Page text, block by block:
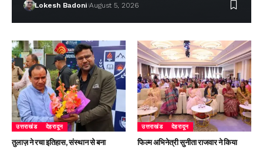
Lokesh Badoni August 5, 2026
उत्तराखंड देहरादून
तुलाज़ ने रचा इतिहास, संस्थान से बना
उत्तराखंड देहरादून
फिल्म अभिनेत्री सुनीता राजवार ने किया